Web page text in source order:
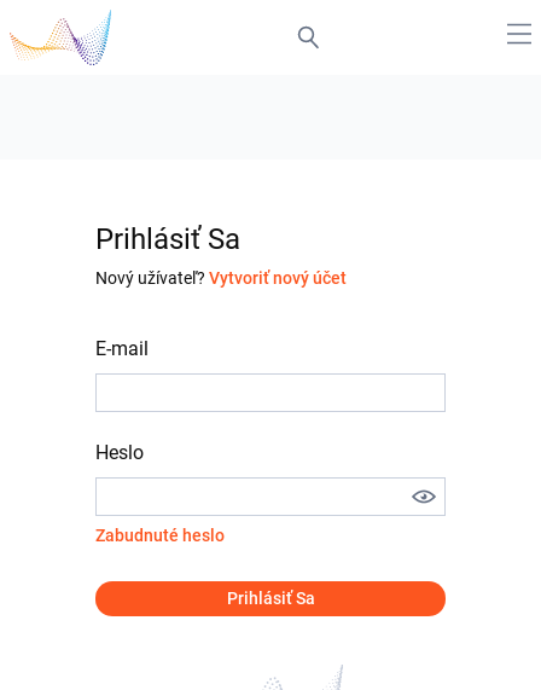
Prihlásiť Sa
Nový užívateľ? Vytvoriť nový účet
E-mail
Heslo
Zabudnuté heslo
Prihlásiť Sa